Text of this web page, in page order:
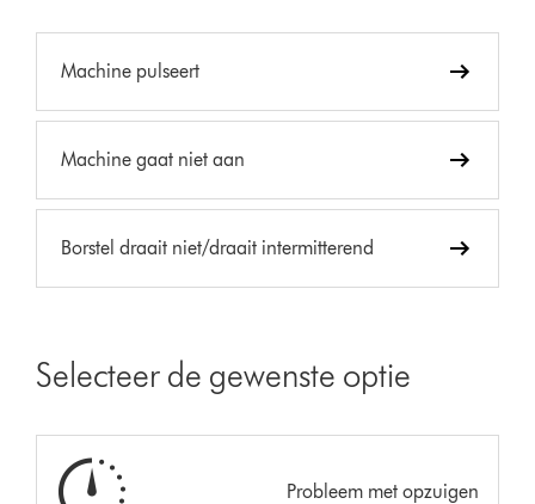
Machine pulseert
Machine gaat niet aan
Borstel draait niet/draait intermitterend
Selecteer de gewenste optie
Probleem met opzuigen